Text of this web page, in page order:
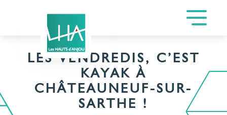
LES VENDREDIS, C’EST
KAYAK À
CHÂTEAUNEUF-SUR-
SARTHE !